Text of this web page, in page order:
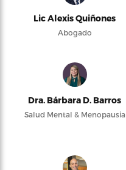
Lic Alexis Quiñones
Abogado
Dra. Bárbara D. Barros
Salud Mental & Menopausia